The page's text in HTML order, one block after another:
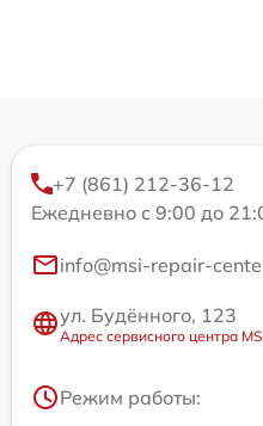
+7 (861) 212-36-12
Ежедневно с 9:00 до
info@msi-repair-
ул. Будённого, 123
Адрес сервисного центра
Режим работы: